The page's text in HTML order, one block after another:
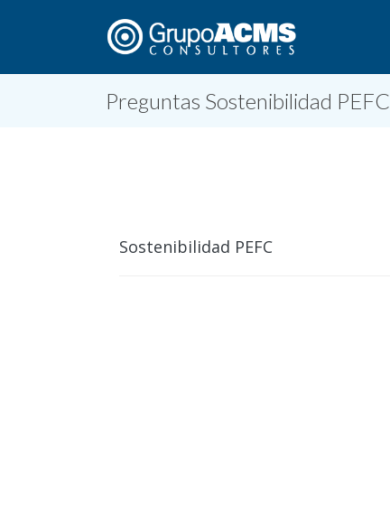
Preguntas Sostenibilidad PEFC
Sostenibilidad PEFC